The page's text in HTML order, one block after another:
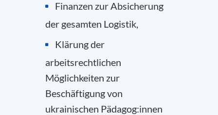
Finanzen zur Absicherung
der gesamten Logistik,
Klärung der
arbeitsrechtlichen
Möglichkeiten zur
Beschäftigung von
ukrainischen Pädagog:innen